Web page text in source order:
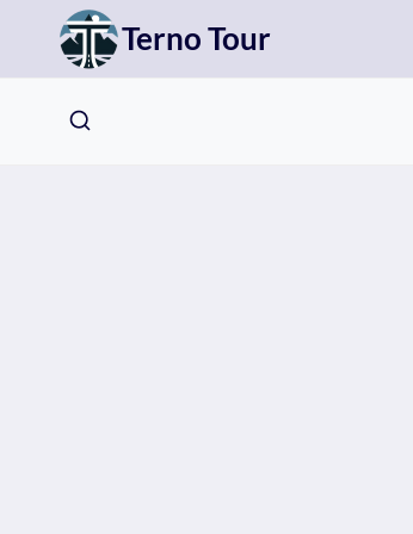
Přeskočit
obsah
Terno Tour